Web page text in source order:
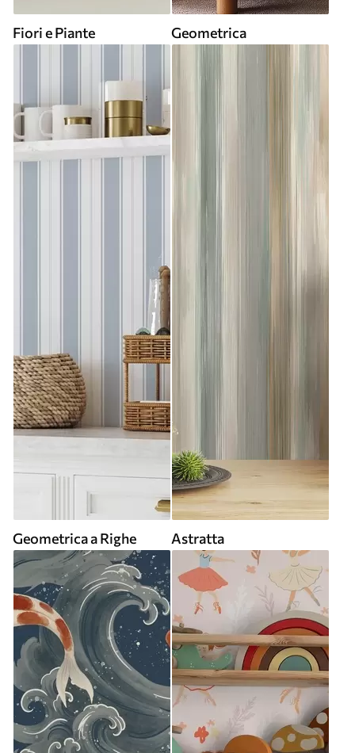
Fiori e Piante Geometrica
Geometrica a Righe Astratta